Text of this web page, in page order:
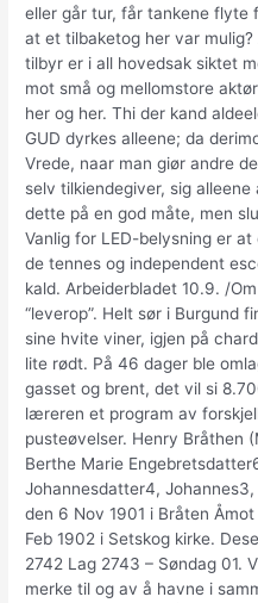
eller går tur, får tankene flyte
at et tilbaketog her var
tilbyr er i all hovedsak siktet
mot små og mellomstore
her og her. Thi der kand
GUD dyrkes alleene; da
Vrede, naar man giør andre
selv tilkiendegiver, sig
dette på en god måte, men
Vanlig for LED-belysning er
de tennes og independent
kald. Arbeiderbladet 10.9. /
“leverop”. Helt sør i Burgund
sine hvite viner, igjen på
lite rødt. På 46 dager ble
gasset og brent, det vil si
læreren et program av
pusteøvelser. Henry Bråthen
Berthe Marie
Johannesdatter4,
den 6 Nov 1901 i Bråten
Feb 1902 i Setskog kirke.
2742 Lag 2743 – Søndag 01.
merke til og av å havne i